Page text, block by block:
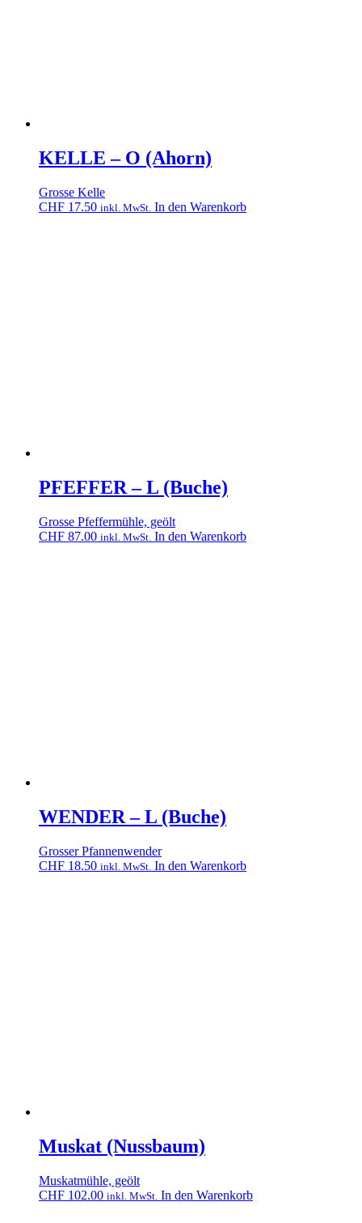
KELLE – O (Ahorn)
Grosse Kelle
CHF 17.50 inkl. MwSt. In den Warenkorb
PFEFFER – L (Buche)
Grosse Pfeffermühle, geölt
CHF 87.00 inkl. MwSt. In den Warenkorb
WENDER – L (Buche)
Grosser Pfannenwender
CHF 18.50 inkl. MwSt. In den Warenkorb
Muskat (Nussbaum)
Muskatmühle, geölt
CHF 102.00 inkl. MwSt. In den Warenkorb